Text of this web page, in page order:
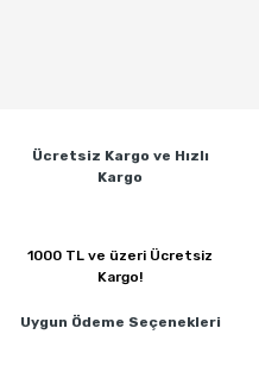
Ücretsiz Kargo ve Hızlı
Kargo
1000 TL ve üzeri Ücretsiz
Kargo!
Uygun Ödeme Seçenekleri